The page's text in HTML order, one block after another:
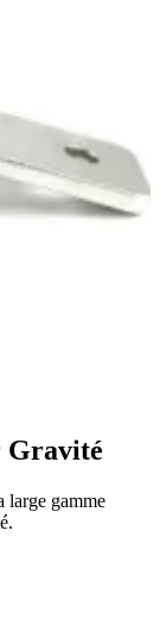
Gravité
large gamme